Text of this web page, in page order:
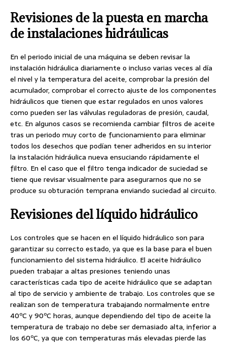
Revisiones de la puesta en marcha
de instalaciones hidráulicas
En el periodo inicial de una máquina se deben revisar la
instalación hidráulica diariamente o incluso varias veces al día
el nivel y la temperatura del aceite, comprobar la presión del
acumulador, comprobar el correcto ajuste de los componentes
hidráulicos que tienen que estar regulados en unos valores
como pueden ser las válvulas reguladoras de presión, caudal,
etc. En algunos casos se recomienda cambiar filtros de aceite
tras un periodo muy corto de funcionamiento para eliminar
todos los desechos que podían tener adheridos en su interior
la instalación hidráulica nueva ensuciando rápidamente el
filtro. En el caso que el filtro tenga indicador de suciedad se
tiene que revisar visualmente para asegurarnos que no se
produce su obturación temprana enviando suciedad al circuito.
Revisiones del líquido hidráulico
Los controles que se hacen en el líquido hidráulico son para
garantizar su correcto estado, ya que es la base para el buen
funcionamiento del sistema hidráulico. El aceite hidráulico
pueden trabajar a altas presiones teniendo unas
características cada tipo de aceite hidráulico que se adaptan
al tipo de servicio y ambiente de trabajo. Los controles que se
realizan son de temperatura trabajando normalmente entre
40ºC y 90ºC horas, aunque dependiendo del tipo de aceite la
temperatura de trabajo no debe ser demasiado alta, inferior a
los 60ºC, ya que con temperaturas más elevadas pierde las